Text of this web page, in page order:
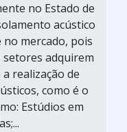
no Estado de
acústico
mercado, pois
adquirem
realização de
como é o
Estúdios em